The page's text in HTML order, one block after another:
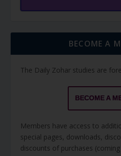
BECOME A
The Daily Zohar studies are
BECOME A
Members have access to
special pages, downloads,
discounts of purchases